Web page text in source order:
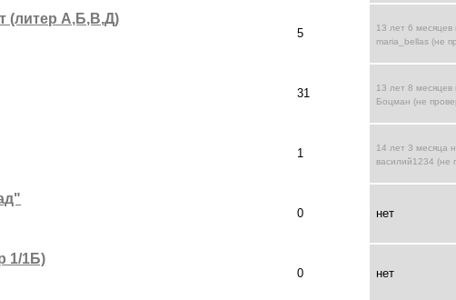
(литер А,Б,В,Д)
5
13 лет 6 месяцев
maria_bellas (не
31
13 лет 8 месяцев
Боцман (не
1
14 лет 3 месяца
василий1234 (не
0 нет
1/1Б)
0 нет